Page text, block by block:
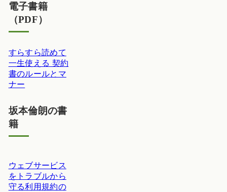
電子書籍
（PDF）
すらすら読めて
一生使える 契約
書のルールとマ
ナー
坂本倫朗の書
籍
ウェブサービス
をトラブルから
守る利用規約の